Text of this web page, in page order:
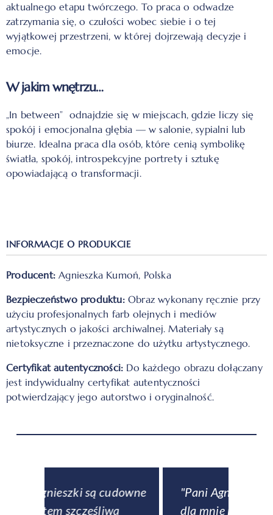
aktualnego etapu twórczego. To praca o odwadze
zatrzymania się, o czułości wobec siebie i o tej
wyjątkowej przestrzeni, w której dojrzewają decyzje i
emocje.
W jakim wnętrzu…
„In between” odnajdzie się w miejscach, gdzie liczy się
spokój i emocjonalna głębia — w salonie, sypialni lub
biurze. Idealna praca dla osób, które cenią symbolikę
światła, spokój, introspekcyjne portrety i sztukę
opowiadającą o transformacji.
INFORMACJE O PRODUKCIE
Producent: Agnieszka Kumoń, Polska
Bezpieczeństwo produktu:Obraz wykonany ręcznie przy
użyciu profesjonalnych farb olejnych i mediów
artystycznych o jakości archiwalnej. Materiały są
nietoksyczne i przeznaczone do użytku artystycznego.
Certyfikat autentyczności: Do każdego obrazu dołączany
jest indywidualny certyfikat autentyczności
potwierdzający jego autorstwo i oryginalność.
"Pani Agnieszka namalowała
dla mnie na zamówienie dwa